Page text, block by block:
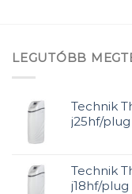
LEGUTÓBB
Technik
j25hf/plug
Technik
j18hf/plug